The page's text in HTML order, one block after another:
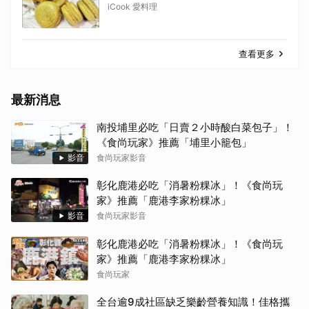
iCook 愛料理
查看更多
最新消息
影音
南投埔里必吃「日賣２小時酸白菜包子」！
《食尚玩家》推薦「埔里小籠包」
食尚玩家影音
影音
彰化鹿港必吃「消暑粉粿冰」！《食尚玩
家》推薦「鹿港李家粉粿冰」
食尚玩家影音
彰化鹿港必吃「消暑粉粿冰」！《食尚玩
家》推薦「鹿港李家粉粿冰」
食尚玩家
全台逾9成社區缺乏樂齡營養知識！佳格攜